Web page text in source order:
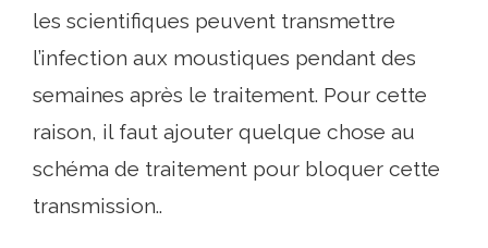
les scientifiques peuvent transmettre
l’infection aux moustiques pendant des
semaines après le traitement. Pour cette
raison, il faut ajouter quelque chose au
schéma de traitement pour bloquer cette
transmission..